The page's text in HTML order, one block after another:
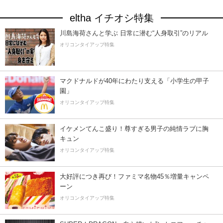
eltha イチオシ特集
川島海荷さんと学ぶ 日常に潜む“人身取引”のリアル
オリコンタイアップ特集
マクドナルドが40年にわたり支える「小学生の甲子
園」
オリコンタイアップ特集
イケメンてんこ盛り！尊すぎる男子の純情ラブに胸
キュン
オリコンタイアップ特集
大好評につき再び！ファミマ名物45％増量キャンペ
ーン
オリコンタイアップ特集